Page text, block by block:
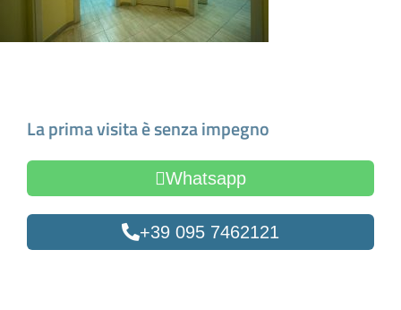
La prima visita è senza impegno
Whatsapp
+39 095 7462121